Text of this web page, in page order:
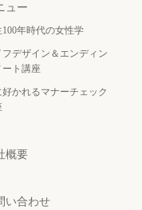
ュー
100年時代の女性学
フデザイン＆エンディン
ート講座
好かれるマナーチェック
概要
い合わせ